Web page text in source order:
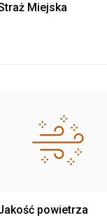
Miejska
powietrza